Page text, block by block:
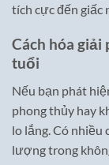
tích cực đến giấc
Cách hóa
tuổi
Nếu bạn phát
phong thủy hay
lo lắng. Có nhiều
lượng trong